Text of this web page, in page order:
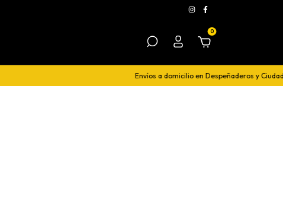
0
Envíos a domicilio en Despeñaderos y Ciudad